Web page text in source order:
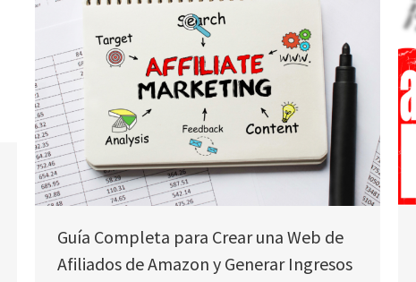
Guía Completa para Crear una Web de
Afiliados de Amazon y Generar Ingresos